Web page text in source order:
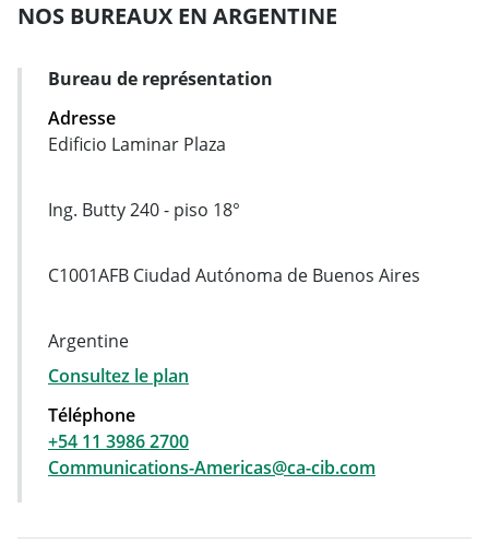
NOS BUREAUX EN ARGENTINE
Carte d'adresse
Bureau de représentation
Adresse
Edificio Laminar Plaza
Ing. Butty 240 - piso 18°
C1001AFB Ciudad Autónoma de Buenos Aires
Argentine
Consultez le plan
Téléphone
+54 11 3986 2700
Communications-Americas@ca-cib.com